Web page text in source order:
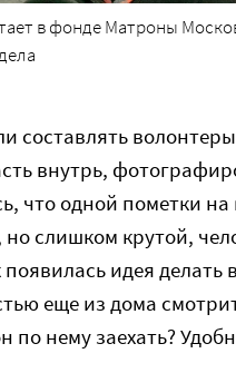
в фонде Матроны
составлять
внутрь,
что одной пометки
слишком крутой,
появилась идея
еще из дома
по нему заехать?